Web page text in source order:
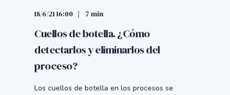
18/6/21 16:00 7 min
Cuellos de botella. ¿Cómo
detectarlos y eliminarlos del
proceso?
Los cuellos de botella en los procesos se